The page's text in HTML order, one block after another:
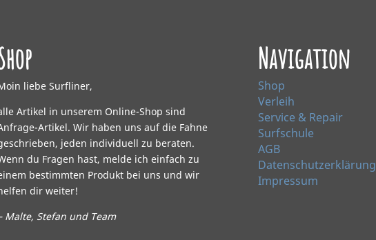
liebe Surfliner,
Artikel in unserem Online-Shop sind
Artikel. Wir haben uns auf die Fahne
jeden individuell zu beraten.
du Fragen hast, melde ich einfach zu
bestimmten Produkt bei uns und wir
dir weiter!
Malte, Stefan und Team
Navigation
Shop
Verleih
Service & Repair
Surfschule
AGB
Datenschutzerklärung
Impressum